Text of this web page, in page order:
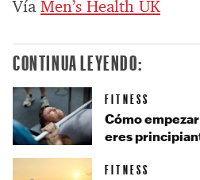
Vía Men’s Health UK
CONTINUA LEYENDO:
FITNESS
Cómo
eres
FITNESS